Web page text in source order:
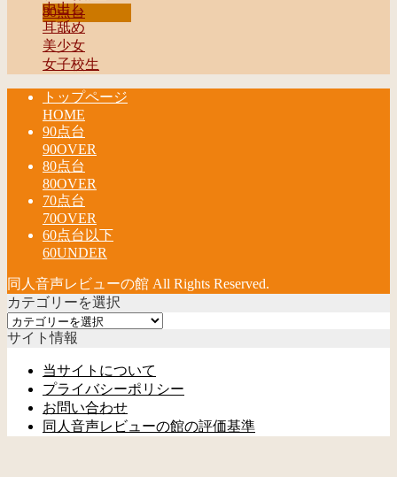
80点台
中出し
耳舐め
美少女
女子校生
トップページ
HOME
90点台
90OVER
80点台
80OVER
70点台
70OVER
60点台以下
60UNDER
同人音声レビューの館 All Rights Reserved.
カテゴリーを選択
カ
テ
サイト情報
当サイトについて
プライバシーポリシー
お問い合わせ
同人音声レビューの館の評価基準